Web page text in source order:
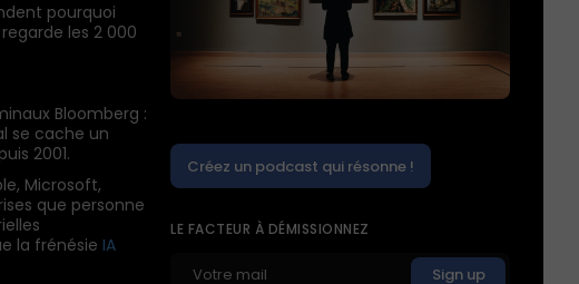
Créez un podcast qui résonne !
LE FACTEUR À DÉMISSIONNEZ
pourquoi
les 2 000
Bloomberg :
se cache un
2001.
Microsoft,
que personne
la frénésie IA